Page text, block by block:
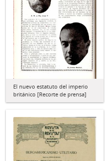
El nuevo estatuto del imperio
británico [Recorte de prensa]